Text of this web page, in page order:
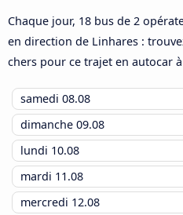
Chaque jour, 18 bus de 2
en direction de Linhares :
chers pour ce trajet en autocar
samedi 08.08
dimanche 09.08
lundi 10.08
mardi 11.08
mercredi 12.08